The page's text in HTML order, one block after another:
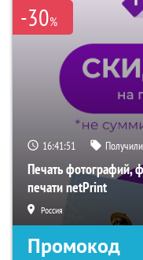
-30%
16:41:51
Печать фотографий,
печати netPrint
Россия
Промокод